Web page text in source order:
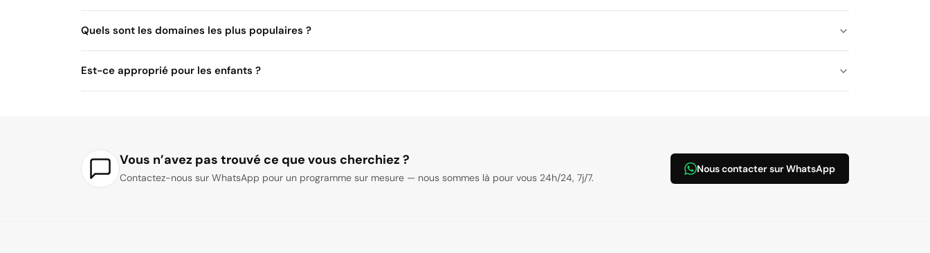
Quels sont les domaines les plus populaires ?
Est-ce approprié pour les enfants ?
Vous n’avez pas trouvé ce que vous cherchiez ?
Contactez-nous sur WhatsApp pour un programme sur mesure — nous sommes là pour vous 24h/24, 7j/7.
Nous contacter sur WhatsApp